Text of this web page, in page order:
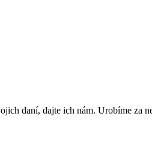
daní, dajte ich nám. Urobíme za